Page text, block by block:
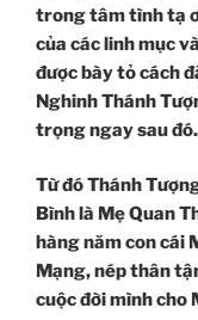
trong tâm tình tạ
của các linh mục
được bày tỏ cách
Nghinh Thánh
trọng ngay sau đó.
Từ đó Thánh
Bình là Mẹ Quan
hàng năm con cái
Mạng, nép thân
cuộc đời mình cho